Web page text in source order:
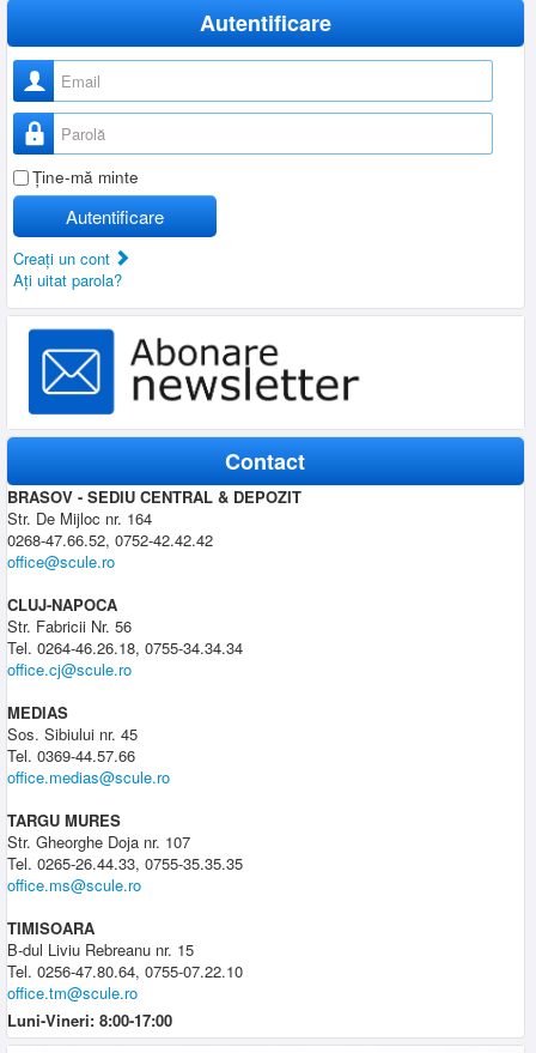
Autentificare
Nume utilizator
Parolă
Ţine-mă minte
Autentificare
Creaţi un cont
Aţi uitat parola?
Contact
BRASOV - SEDIU CENTRAL & DEPOZIT
Str. De Mijloc nr. 164
0268-47.66.52, 0752-42.42.42
office@scule.ro
CLUJ-NAPOCA
Str. Fabricii Nr. 56
Tel. 0264-46.26.18, 0755-34.34.34
office.cj@scule.ro
MEDIAS
Sos. Sibiului nr. 45
Tel. 0369-44.57.66
office.medias@scule.ro
TARGU MURES
Str. Gheorghe Doja nr. 107
Tel. 0265-26.44.33, 0755-35.35.35
office.ms@scule.ro
TIMISOARA
B-dul Liviu Rebreanu nr. 15
Tel. 0256-47.80.64, 0755-07.22.10
office.tm@scule.ro
Luni-Vineri: 8:00-17:00